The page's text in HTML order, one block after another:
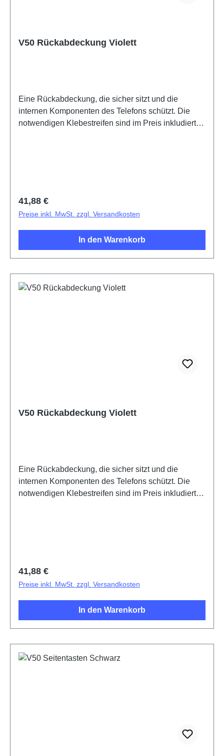
V50 Rückabdeckung Violett
Eine Rückabdeckung, die sicher sitzt und die
internen Komponenten des Telefons schützt. Die
notwendigen Klebestreifen sind im Preis inkludiert
Regulärer Preis:
41,88 €
Preise inkl. MwSt. zzgl. Versandkosten
In den Warenkorb
V50 Rückabdeckung Violett
Eine Rückabdeckung, die sicher sitzt und die
internen Komponenten des Telefons schützt. Die
notwendigen Klebestreifen sind im Preis inkludiert
Regulärer Preis:
41,88 €
Preise inkl. MwSt. zzgl. Versandkosten
In den Warenkorb